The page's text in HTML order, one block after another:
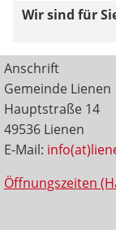
Wir sind für
Anschrift
Gemeinde Lienen
Hauptstraße 14
49536 Lienen
E-Mail:
Öffnungszeiten